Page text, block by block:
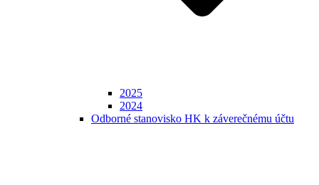
2025
2024
Odborné stanovisko HK k záverečnému účtu